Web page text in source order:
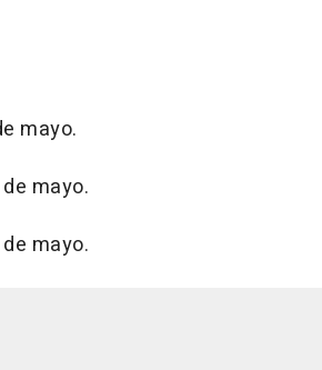
mayo.
mayo.
mayo.